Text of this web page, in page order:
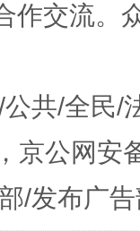
生
作交流。
共/全民/
京公网安
/发布广